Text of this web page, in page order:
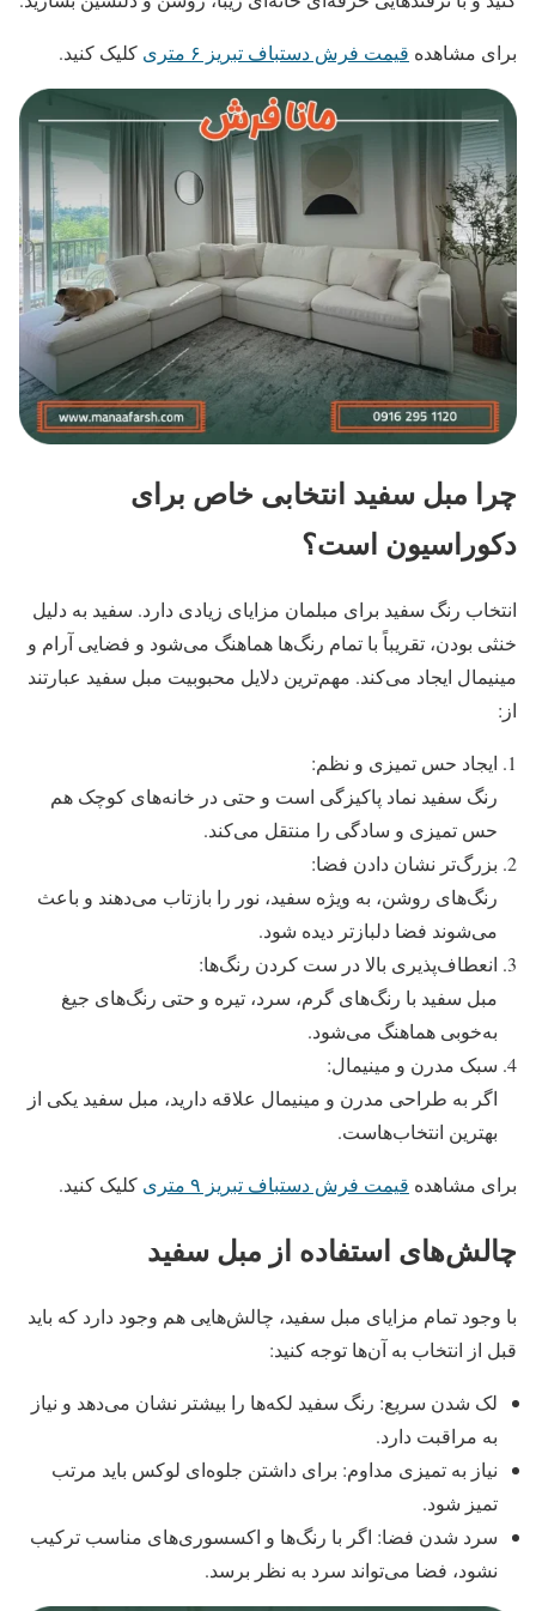
برای مشاهده قیمت فرش دستباف تبریز ۶ متری کلیک کنید.
چرا مبل سفید انتخابی خاص برای
دکوراسیون است؟
انتخاب رنگ سفید برای مبلمان مزایای زیادی دارد. سفید به دلیل
خنثی بودن، تقریباً با تمام رنگ‌ها هماهنگ می‌شود و فضایی آرام و
مینیمال ایجاد می‌کند. مهم‌ترین دلایل محبوبیت مبل سفید عبارتند
از:
ایجاد حس تمیزی و نظم:
رنگ سفید نماد پاکیزگی است و حتی در خانه‌های کوچک هم
حس تمیزی و سادگی را منتقل می‌کند.
بزرگ‌تر نشان دادن فضا:
رنگ‌های روشن، به ویژه سفید، نور را بازتاب می‌دهند و باعث
می‌شوند فضا دلبازتر دیده شود.
انعطاف‌پذیری بالا در ست کردن رنگ‌ها:
مبل سفید با رنگ‌های گرم، سرد، تیره و حتی رنگ‌های جیغ
به‌خوبی هماهنگ می‌شود.
سبک مدرن و مینیمال:
اگر به طراحی مدرن و مینیمال علاقه دارید، مبل سفید یکی از
بهترین انتخاب‌هاست.
برای مشاهده قیمت فرش دستباف تبریز ۹ متری کلیک کنید.
چالش‌های استفاده از مبل سفید
با وجود تمام مزایای مبل سفید، چالش‌هایی هم وجود دارد که باید
قبل از انتخاب به آن‌ها توجه کنید:
لک شدن سریع: رنگ سفید لکه‌ها را بیشتر نشان می‌دهد و نیاز
به مراقبت دارد.
نیاز به تمیزی مداوم: برای داشتن جلوه‌ای لوکس باید مرتب
تمیز شود.
سرد شدن فضا: اگر با رنگ‌ها و اکسسوری‌های مناسب ترکیب
نشود، فضا می‌تواند سرد به نظر برسد.